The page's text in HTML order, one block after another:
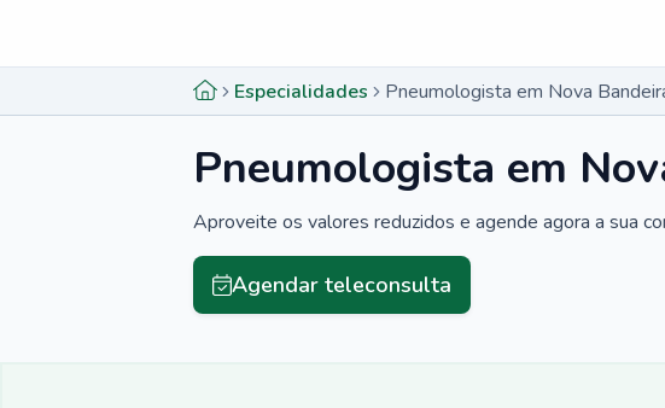
Especialidades Pneumologista em Nova
Pneumologista em
Aproveite os valores reduzidos e agende agora a sua
Agendar teleconsulta